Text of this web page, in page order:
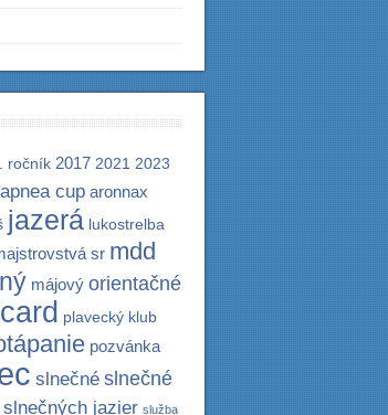
ročník 2017 2021 2023
apnea cup aronnax
jazerá lukostrelba
sr mdd
májový orientačné
plavecký klub
pozvánka
slnečné slnečné
slnečných jazier služba